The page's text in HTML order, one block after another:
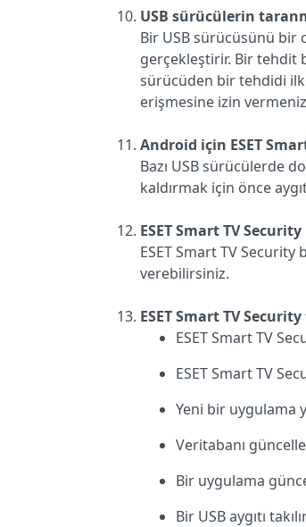
USB sürücülerin
Bir USB sürücüsünü bir
gerçekleştirir. Bir tehdit
sürücüden bir tehdidi ilk
erişmesine izin
Android için ESET
Bazı USB sürücülerde
kaldırmak için önce
ESET Smart TV
ESET Smart TV
verebilirsiniz.
ESET Smart TV
ESET Smart TV
ESET Smart TV
Yeni bir uygulama
Veritabanı
Bir uygulama
Bir USB aygıtı